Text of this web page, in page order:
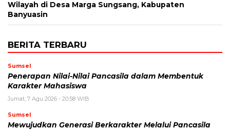
Wilayah di Desa Marga Sungsang, Kabupaten
Banyuasin
BERITA TERBARU
Sumsel
Penerapan Nilai-Nilai Pancasila dalam Membentuk
Karakter Mahasiswa
Jumat, 7 Agu 2026 - 20:58 WIB
Sumsel
Mewujudkan Generasi Berkarakter Melalui Pancasila